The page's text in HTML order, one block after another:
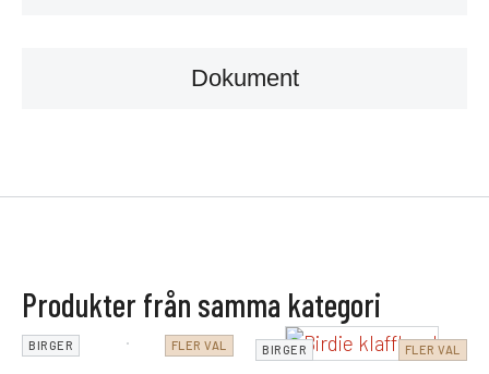
Dokument
Produkter från samma kategori
BIRGER FLER VAL BIRGER FLER VAL